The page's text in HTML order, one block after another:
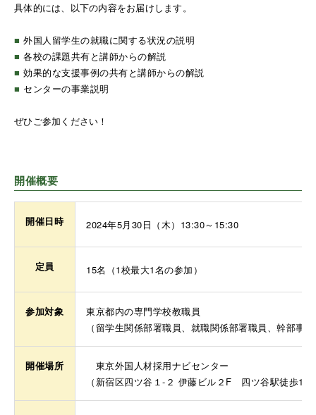
具体的には、以下の内容をお届けします。
■外国人留学生の就職に関する状況の説明
■各校の課題共有と講師からの解説
■効果的な支援事例の共有と講師からの解説
■ センターの事業説明
ぜひご参加ください！
開催概要
開催日時 2024年5月30日（木）13:30～15:30
定員 15名（1校最大1名の参加）
参加対象
東京都内の専門学校教職員
（留学生関係部署職員、就職関係部署職員、幹部事
開催場所
東京外国人材採用ナビセンター
（新宿区四ツ谷１-２ 伊藤ビル２F 四ツ谷駅徒歩1